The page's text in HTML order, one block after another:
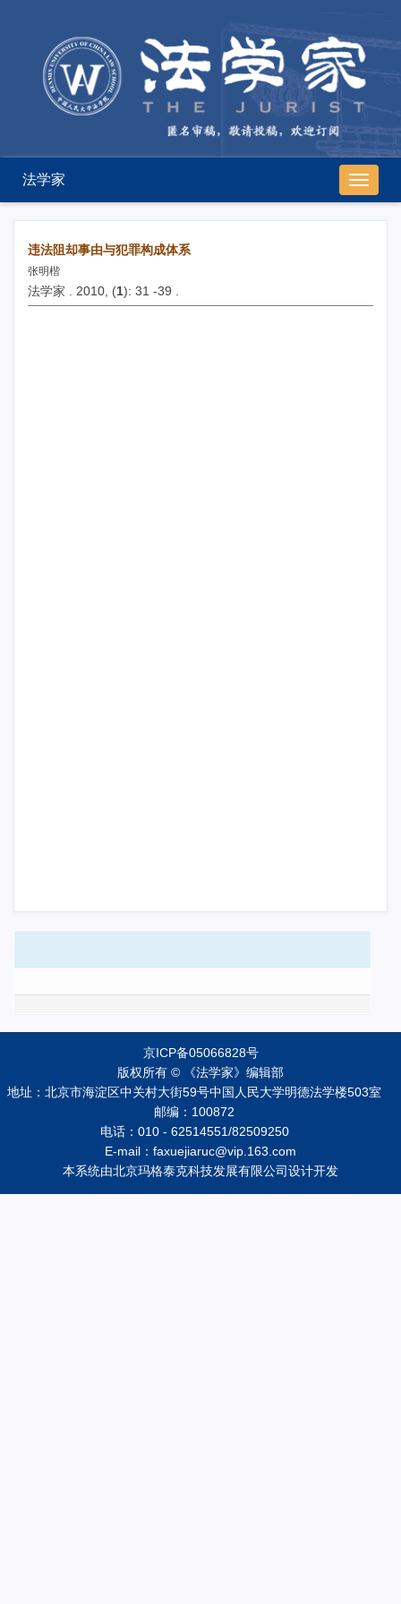
导
航
切
法学家
违法阻却事由与犯罪构成体系
张明楷
法学家 . 2010, (1): 31 -39 .
京ICP备05066828号
版权所有 © 《法学家》编辑部
地址：北京市海淀区中关村大街59号中国人民大学明德法学楼503室
邮编：100872
电话：010 - 62514551/82509250
E-mail：faxuejiaruc@vip.163.com
本系统由北京玛格泰克科技发展有限公司设计开发